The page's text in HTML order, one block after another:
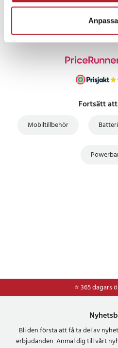
Anpassa
Fortsätt
Mobiltillbehör
⭐ 365 dagars
Bli den första att få ta del av
erbjudanden Anmäl dig till vårt